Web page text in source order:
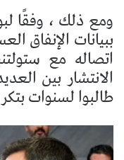
ومع ذلك ، وفقًا
ببيانات الإنفاق
اتصاله مع
الانتشار بين
طالبوا لسنوات